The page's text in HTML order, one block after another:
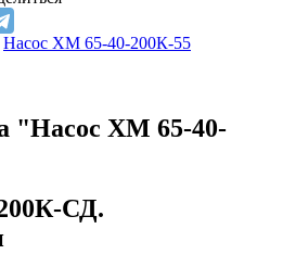
Насос ХМ 65-40-200К-55
"Насос ХМ 65-40-
СД.